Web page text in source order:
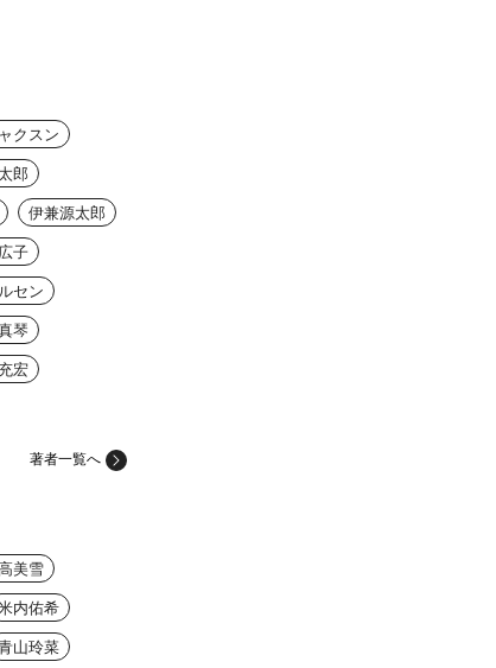
クスン
郎
伊兼源太郎
子
セン
琴
宏
著者一覧へ
美雪
内佑希
山玲菜